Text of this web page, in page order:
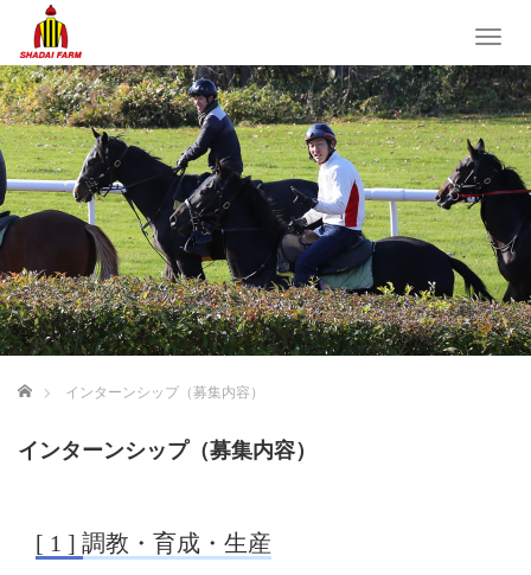
T
o
g
g
l
e
n
v
i
g
a
t
i
ホーム インターンシップ（募集内容）
インターンシップ（募集内容）
[ 1 ] 調教・育成・生産